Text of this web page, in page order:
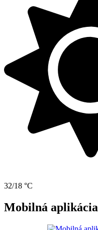
32/18 °C
Mobilná aplikácia